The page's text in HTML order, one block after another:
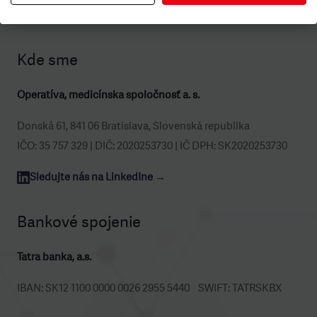
Kde sme
Operatíva, medicínska spoločnosť a. s.
Donská 61, 841 06 Bratislava, Slovenská republika
IČO: 35 757 329 | DIČ: 2020253730 | IČ DPH: SK2020253730
Sledujte nás na LinkedIne →
Bankové spojenie
Tatra banka, a.s.
IBAN: SK12 1100 0000 0026 2955 5440 SWIFT: TATRSKBX